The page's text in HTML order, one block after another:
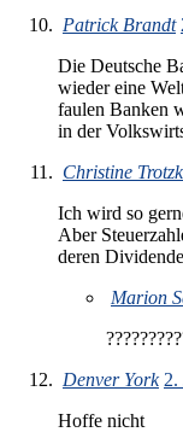
Patrick Brandt
Die Deutsche
wieder eine
faulen Banken
in der
Christine
Ich wird so
Aber
deren
Marion
Denver York 2.
Hoffe nicht